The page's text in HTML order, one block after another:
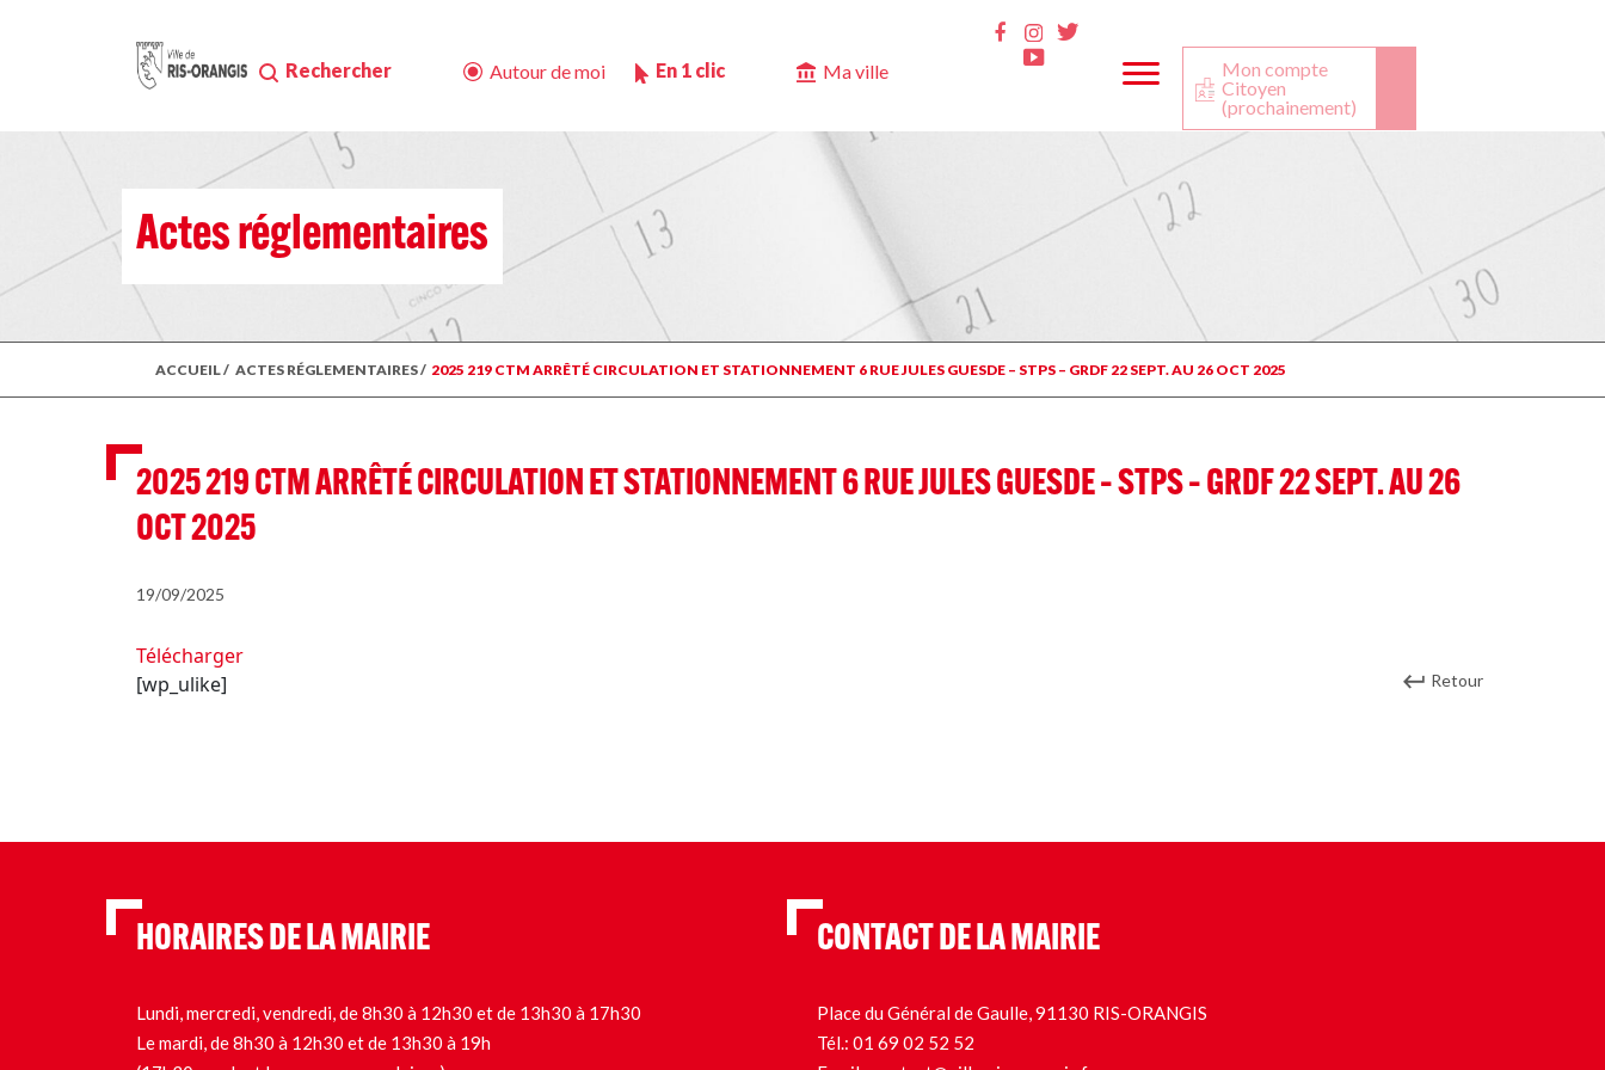
Rechercher Autour de moi En 1 clic Ma ville
Facebook
InstaTwitter
Youtube
Mon compte
Citoyen
(prochainement)
Actes réglementaires
ACCUEIL/ ACTES RÉGLEMENTAIRES/ 2025 219 CTM ARRÊTÉ CIRCULATION ET STATIONNEMENT 6 RUE JULES GUESDE – STPS – GRDF 22 SEPT. AU 26 OCT 2025
2025 219 CTM ARRÊTÉ CIRCULATION ET STATIONNEMENT 6 RUE JULES GUESDE – STPS – GRDF 22 SEPT. AU 26
OCT 2025
19/09/2025
Télécharger
[wp_ulike]
Retour
HORAIRES DE LA MAIRIE
Lundi, mercredi, vendredi, de 8h30 à 12h30 et de 13h30 à 17h30
Le mardi, de 8h30 à 12h30 et de 13h30 à 19h
CONTACT DE LA MAIRIE
Place du Général de Gaulle, 91130 RIS-ORANGIS
Tél.: 01 69 02 52 52